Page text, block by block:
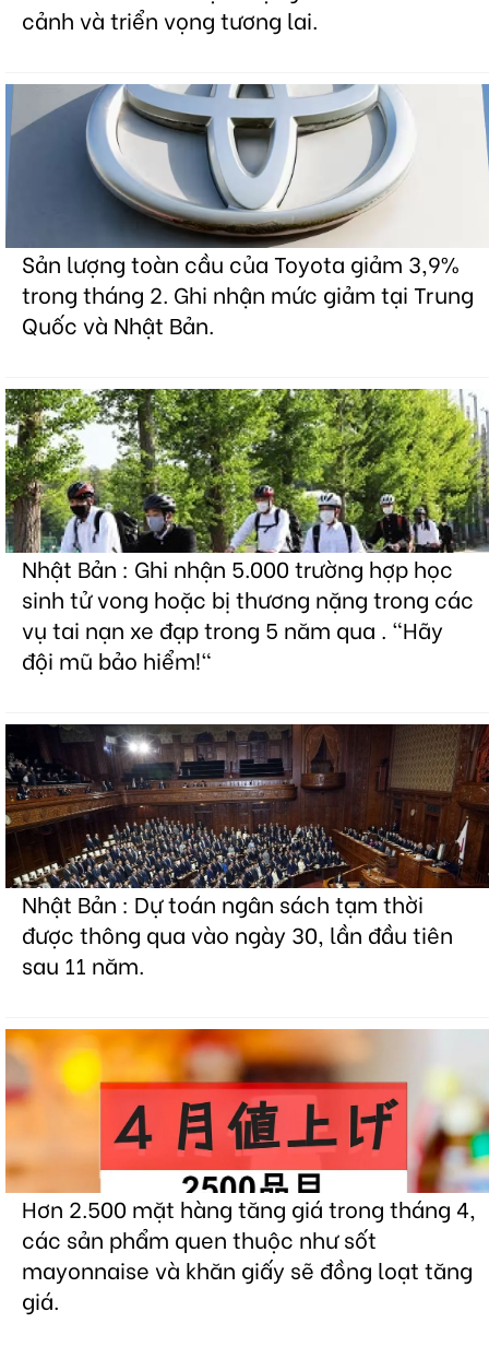
cảnh và triển vọng tương lai.
Sản lượng toàn cầu của Toyota giảm 3,9%
trong tháng 2. Ghi nhận mức giảm tại Trung
Quốc và Nhật Bản.
Nhật Bản : Ghi nhận 5.000 trường hợp học
sinh tử vong hoặc bị thương nặng trong các
vụ tai nạn xe đạp trong 5 năm qua . "Hãy
đội mũ bảo hiểm!"
Nhật Bản : Dự toán ngân sách tạm thời
được thông qua vào ngày 30, lần đầu tiên
sau 11 năm.
Hơn 2.500 mặt hàng tăng giá trong tháng 4,
các sản phẩm quen thuộc như sốt
mayonnaise và khăn giấy sẽ đồng loạt tăng
giá.